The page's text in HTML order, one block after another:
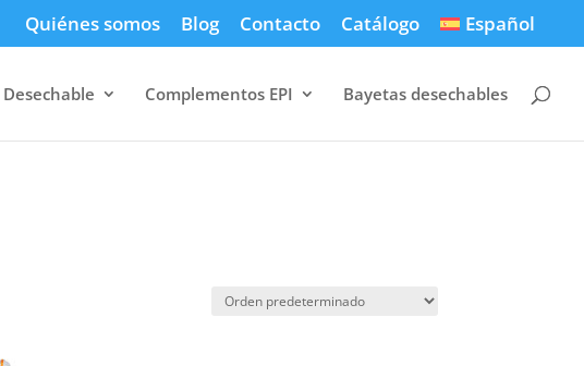
Quiénes somos Blog Contacto Catálogo Español
Complementos EPI Bayetas desechables